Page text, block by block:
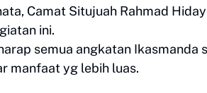
Camat Situjuah Rahmad
ini.
semua angkatan
manfaat yg lebih luas.